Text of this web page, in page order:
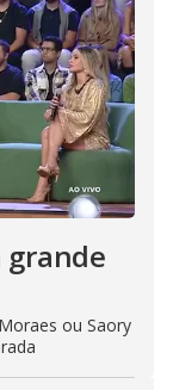
grande
ou Saory